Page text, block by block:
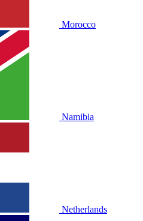
Morocco
Namibia
Netherlands